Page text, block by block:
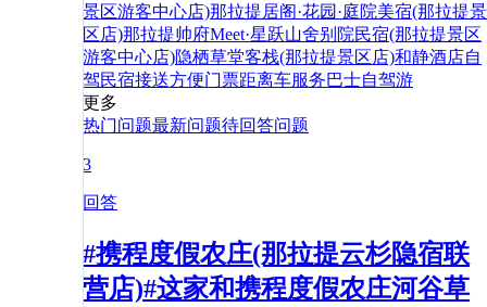
景区游客中心店)那拉提居阁·花园·庭院美宿(那拉提景
区店)那拉提帅府Meet·星跃山舍别院民宿(那拉提景区
游客中心店)隐栖草堂客栈(那拉提景区店)和静酒店自
驾民宿接送方便门票距离车服务巴士自驾游
更多
热门问题最新问题待回答问题
3
回答
#携程度假农庄(那拉提云杉隐宿联
营店)#这家和携程度假农庄河谷草